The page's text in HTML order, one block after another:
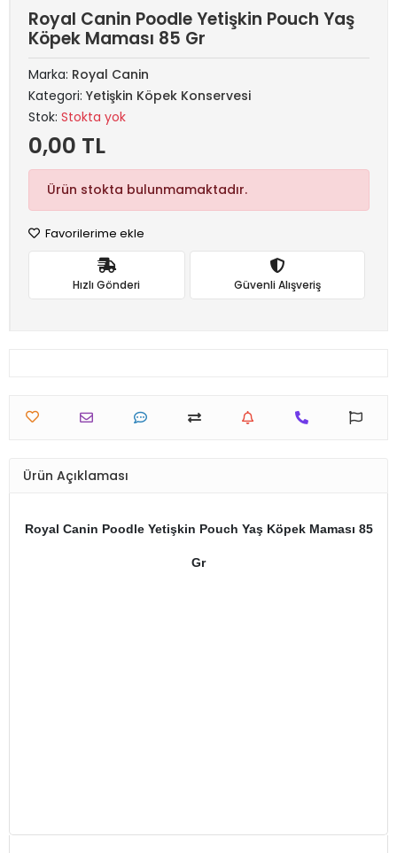
Royal Canin Poodle Yetişkin Pouch Yaş
Köpek Maması 85 Gr
Marka: Royal Canin
Kategori: Yetişkin Köpek Konservesi
Stok: Stokta yok
0,00 TL
Ürün stokta bulunmamaktadır.
Favorilerime ekle
Hızlı Gönderi Güvenli Alışveriş
Ürün Açıklaması
Royal Canin Poodle Yetişkin Pouch Yaş Köpek Maması 85
Gr